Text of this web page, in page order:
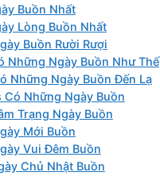
Buồn Nhất
Lòng Buồn Nhất
Buồn Rười Rượi
Những Ngày Buồn Như Thế
Những Ngày Buồn Đến Lạ
Có Những Ngày Buồn
Trạng Ngày Buồn
Mới Buồn
Vui Đêm Buồn
Chủ Nhật Buồn